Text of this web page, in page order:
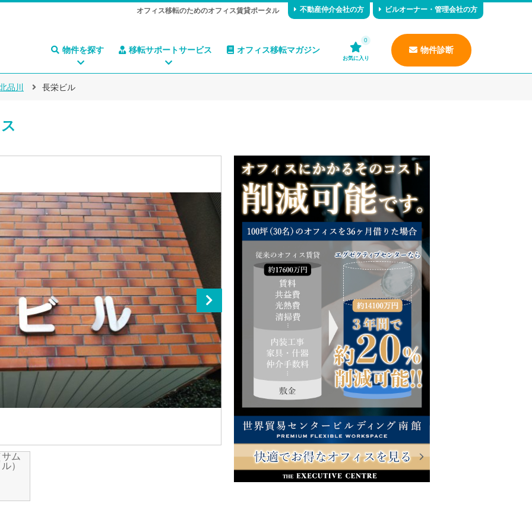
オフィス移転のためのオフィス賃貸ポータル 不動産仲介会社の方 ビルオーナー・管理会社の方
物件を探す 移転サポートサービス オフィス移転マガジン
0
お気に入り
物件診断
品川 長栄ビル